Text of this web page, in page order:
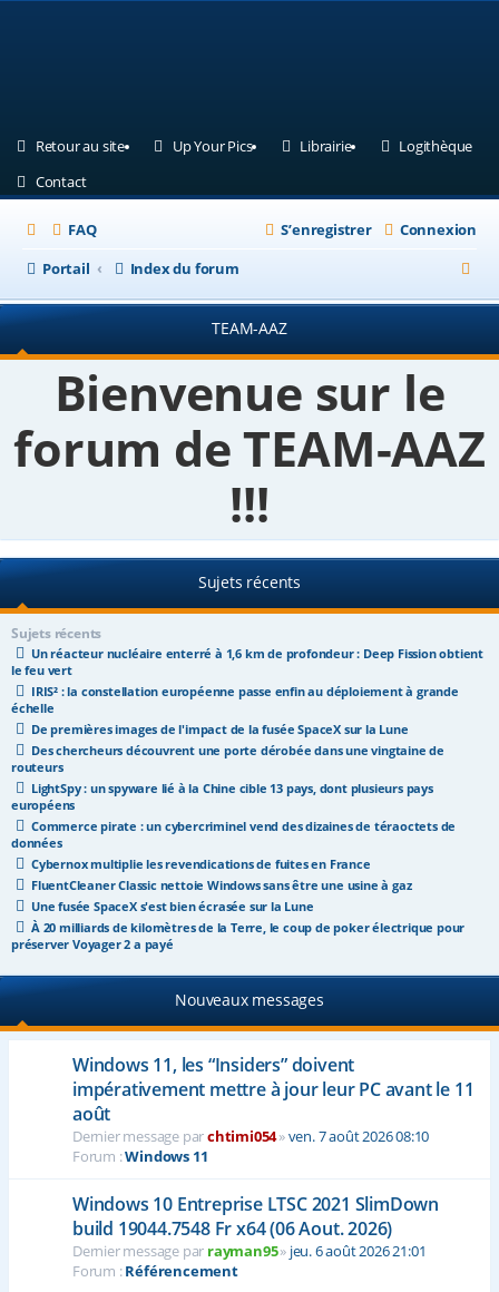
Retour au site(Ouvre un nouvel onglet)
Up Your Pics(Ouvre un nouvel onglet)
Librairie(Ouvre un nouvel
Logithèque
Contact(Ouvre un nouvel onglet)
FAQ Connexion
S’enregistrer
Portail
Index du forum
e
h
r
c
r
TEAM-AAZ
Bienvenue sur le
forum de TEAM-AAZ
!!!
Sujets récents
Sujets récents
Un réacteur nucléaire enterré à 1,6 km de profondeur : Deep Fission obtient
le feu vert
IRIS² : la constellation européenne passe enfin au déploiement à grande
échelle
De premières images de l'impact de la fusée SpaceX sur la Lune
Des chercheurs découvrent une porte dérobée dans une vingtaine de
routeurs
LightSpy : un spyware lié à la Chine cible 13 pays, dont plusieurs pays
européens
Commerce pirate : un cybercriminel vend des dizaines de téraoctets de
données
Cybernox multiplie les revendications de fuites en France
FluentCleaner Classic nettoie Windows sans être une usine à gaz
Une fusée SpaceX s'est bien écrasée sur la Lune
À 20 milliards de kilomètres de la Terre, le coup de poker électrique pour
préserver Voyager 2 a payé
Nouveaux messages
Windows 11, les “Insiders” doivent
impérativement mettre à jour leur PC avant le 11
août
Dernier message parchtimi054»ven. 7 août 2026 08:10
Forum :Windows 11
Windows 10 Entreprise LTSC 2021 SlimDown
build 19044.7548 Fr x64 (06 Aout. 2026)
Dernier message par rayman95» jeu. 6 août 2026 21:01
Forum :Référencement